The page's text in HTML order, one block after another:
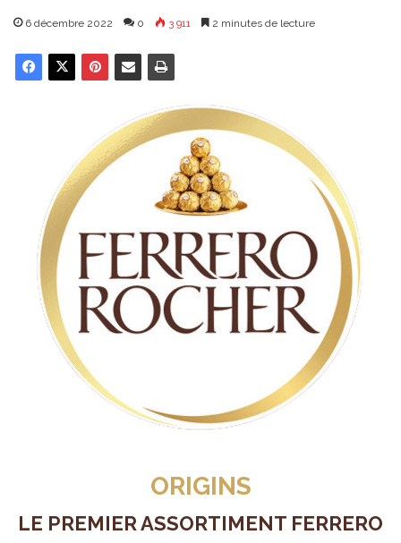
6 décembre 2022 0 3 911 2 minutes de lecture
ORIGINS
LE PREMIER ASSORTIMENT FERRERO